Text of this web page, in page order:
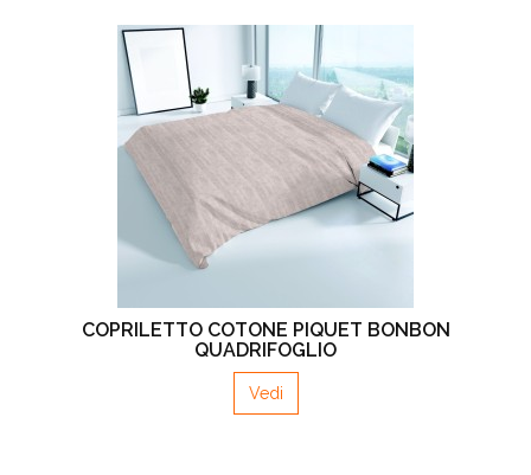
COPRILETTO COTONE PIQUET BONBON
QUADRIFOGLIO
Vedi